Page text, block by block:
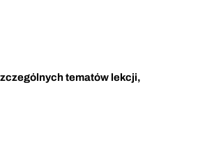
tematów lekcji,